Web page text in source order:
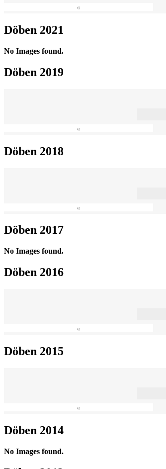
«
Döben 2021
No Images found.
Döben 2019
«
Döben 2018
«
Döben 2017
No Images found.
Döben 2016
«
Döben 2015
«
Döben 2014
No Images found.